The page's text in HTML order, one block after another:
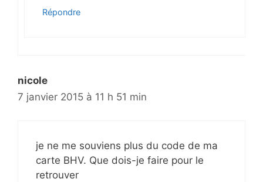
Répondre
nicole
7 janvier 2015 à 11 h 51 min
je ne me souviens plus du code de ma
carte BHV. Que dois-je faire pour le
retrouver